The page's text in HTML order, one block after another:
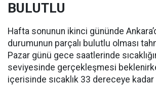
BULUTLU
Hafta sonunun ikinci gününde
durumunun parçalı bulutlu olması
Pazar günü gece saatlerinde
seviyesinde gerçekleşmesi
içerisinde sıcaklık 33 dereceye kadar